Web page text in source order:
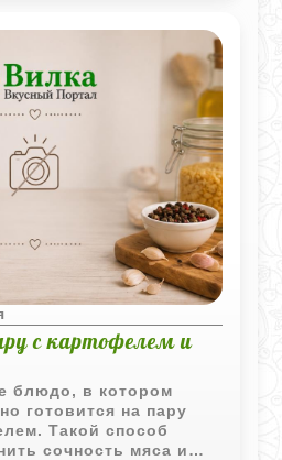
с картофелем и
блюдо, в котором
готовится на пару
Такой способ
сочность мяса и